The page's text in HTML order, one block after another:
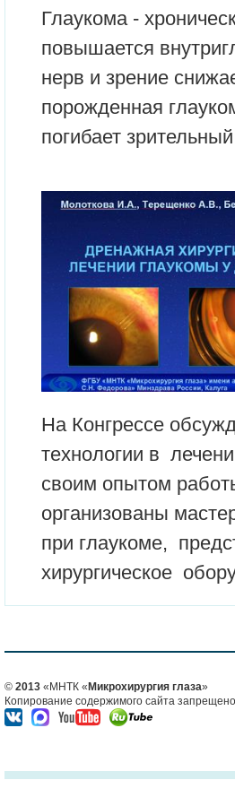
Глаукома -
повышается
нерв и зрение
порожденная
погибает
На Конгрессе
технологии в
своим опытом
организованы
при глаукоме,
хирургическое
© 2013 «МНТК «Микрохирургия глаза»
Копирование содержимого сайта запрещено